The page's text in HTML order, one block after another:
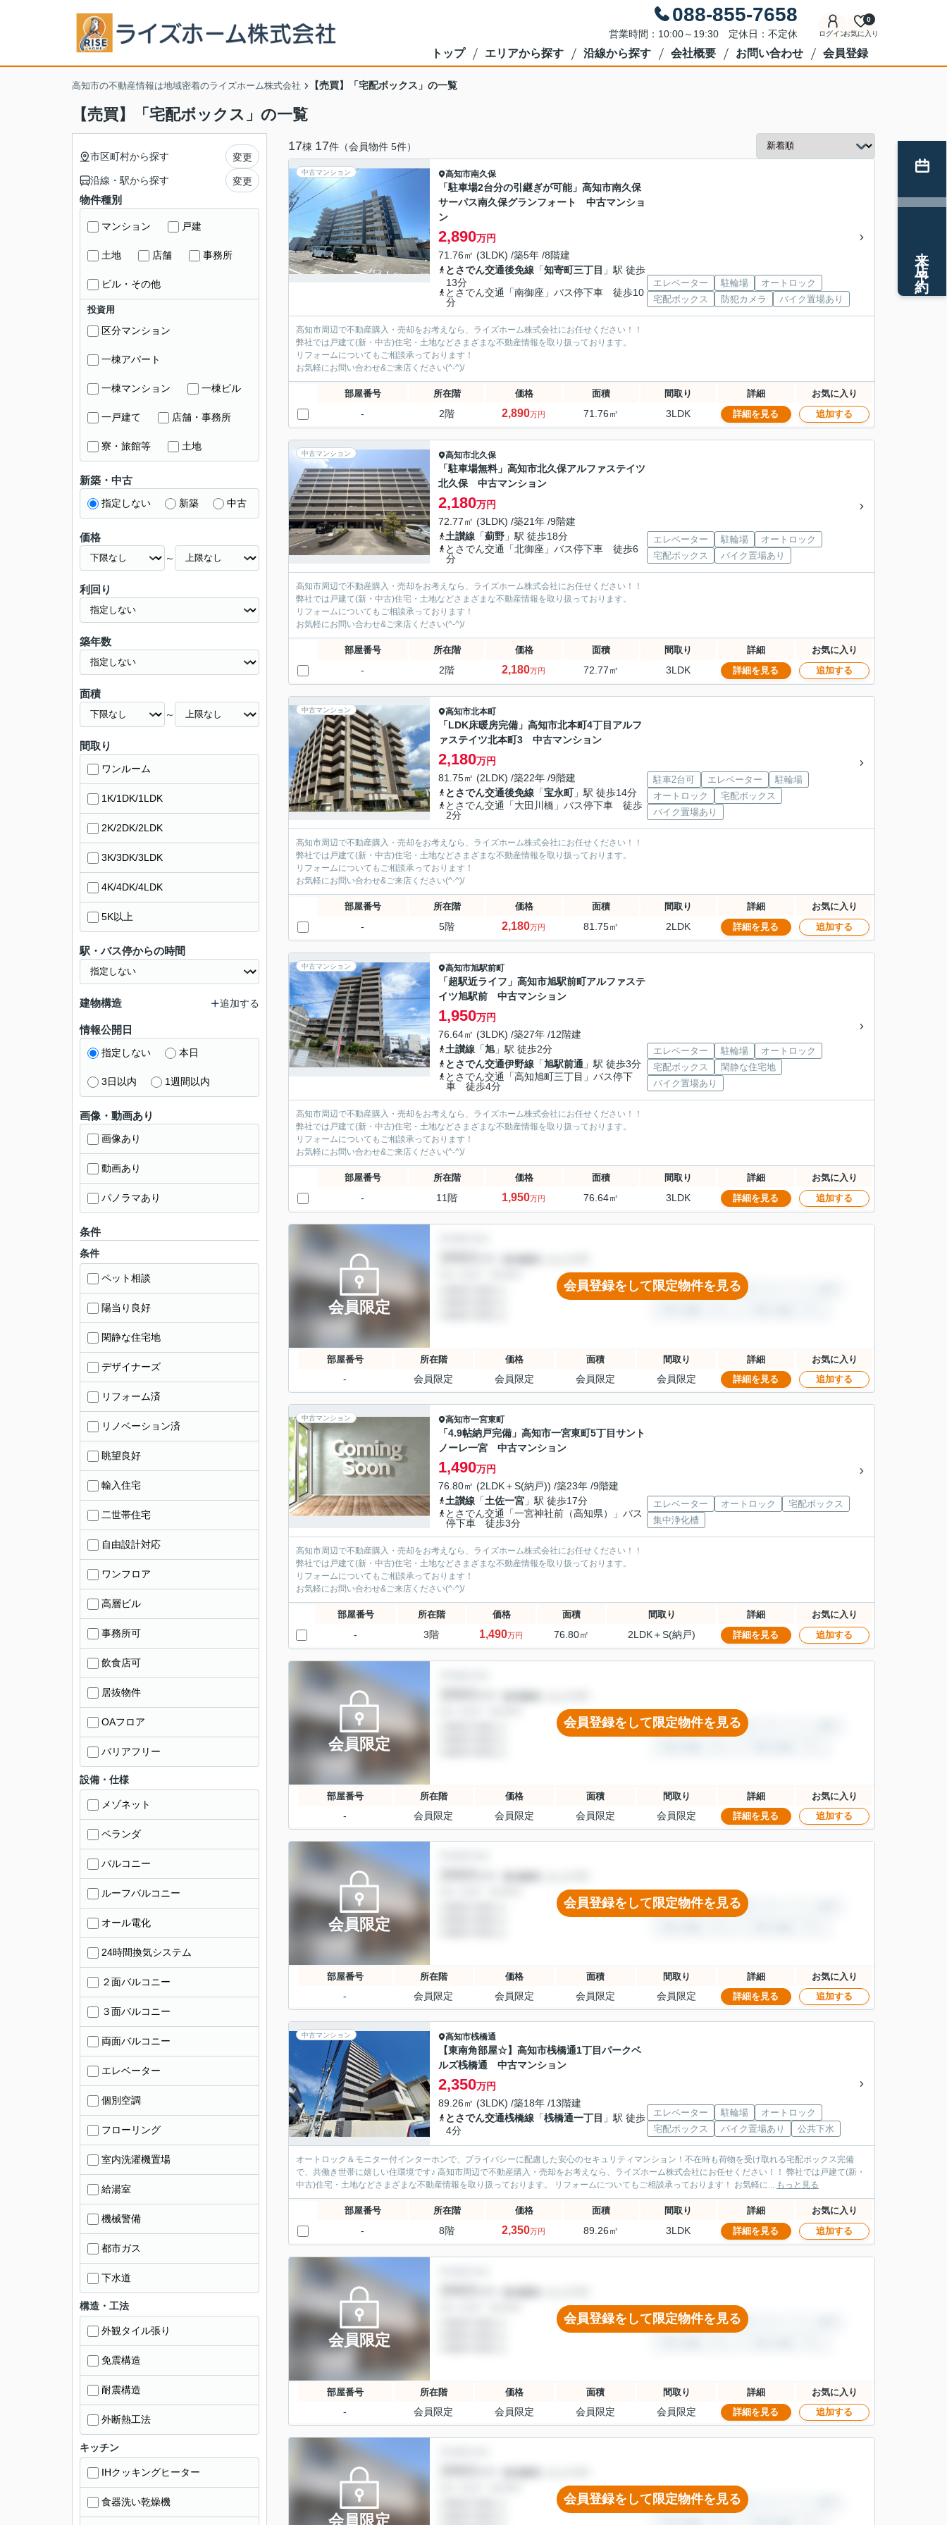
088-855-7658
営業時間：10:00～19:30 定休日：不定休 ログインお気に入り
0
トップ エリアから探す 沿線から探す 会社概要 お問い合わせ 会員登録
高知市の不動産情報は地域密着のライズホーム株式会社 【売買】「宅配ボックス」の一覧
【売買】「宅配ボックス」の一覧
17棟 17件（会員物件 5件）
中古マンション 高知市南久保
「駐車場2台分の引継ぎが可能」高知市南久保
サーパス南久保グランフォート 中古マンショ
ン
2,890万円
71.76㎡ (3LDK) /築5年 /8階建
とさでん交通後免線 「知寄町三丁目 」駅 徒歩
13分
とさでん交通「南御座」バス停下車 徒歩10
分
エレベーター 駐輪場
オートロック
宅配ボックス
防犯カメラ バイク置場あり
高知市周辺で不動産購入・売却をお考えなら、ライズホーム株式会社にお任せください！！
弊社では戸建て(新・中古)住宅・土地などさまざまな不動産情報を取り扱っております。
リフォームについてもご相談承っております！
お気軽にお問い合わせ&ご来店ください‍(^-^)/
部屋番号 所在階 価格 面積 間取り 詳細 お気に入り
- 2階 2,890万円 71.76㎡ 3LDK 詳細を見る 追加する
中古マンション 高知市北久保
「駐車場無料」高知市北久保アルファステイツ
北久保 中古マンション
2,180万円
72.77㎡ (3LDK) /築21年 /9階建
土讃線 「薊野 」駅 徒歩18分
とさでん交通「北御座」バス停下車 徒歩6
分
エレベーター 駐輪場
オートロック
宅配ボックス
バイク置場あり
高知市周辺で不動産購入・売却をお考えなら、ライズホーム株式会社にお任せください！！
弊社では戸建て(新・中古)住宅・土地などさまざまな不動産情報を取り扱っております。
リフォームについてもご相談承っております！
お気軽にお問い合わせ&ご来店ください‍(^-^)/
部屋番号 所在階 価格 面積 間取り 詳細 お気に入り
- 2階 2,180万円 72.77㎡ 3LDK 詳細を見る 追加する
中古マンション 高知市北本町
「LDK床暖房完備」高知市北本町4丁目アルフ
ァステイツ北本町3 中古マンション
2,180万円
81.75㎡ (2LDK) /築22年 /9階建
とさでん交通後免線 「宝永町」駅 徒歩14分
とさでん交通「大田川橋」バス停下車 徒歩
2分
駐車2台可 エレベーター
駐輪場
オートロック
宅配ボックス
バイク置場あり
高知市周辺で不動産購入・売却をお考えなら、ライズホーム株式会社にお任せください！！
弊社では戸建て(新・中古)住宅・土地などさまざまな不動産情報を取り扱っております。
リフォームについてもご相談承っております！
お気軽にお問い合わせ&ご来店ください‍(^-^)/
部屋番号 所在階 価格 面積 間取り 詳細 お気に入り
- 5階 2,180万円 81.75㎡ 2LDK 詳細を見る 追加する
中古マンション 高知市旭駅前町
「超駅近ライフ」高知市旭駅前町アルファステ
イツ旭駅前 中古マンション
1,950万円
76.64㎡ (3LDK) /築27年 /12階建
土讃線 「旭 」駅 徒歩2分
とさでん交通伊野線 「旭駅前通 」駅 徒歩3分
とさでん交通「高知旭町三丁目」バス停下
車 徒歩4分
エレベーター 駐輪場
オートロック
宅配ボックス
閑静な住宅地
バイク置場あり
高知市周辺で不動産購入・売却をお考えなら、ライズホーム株式会社にお任せください！！
弊社では戸建て(新・中古)住宅・土地などさまざまな不動産情報を取り扱っております。
リフォームについてもご相談承っております！
お気軽にお問い合わせ&ご来店ください‍(^-^)/
部屋番号 所在階 価格 面積 間取り 詳細 お気に入り
- 11階 1,950万円 76.64㎡ 3LDK 詳細を見る 追加する
会員限定
会員登録をして限定物件を見る
部屋番号 所在階 価格 面積 間取り 詳細 お気に入り
- 会員限定 会員限定 会員限定 会員限定 詳細を見る 追加する
中古マンション 高知市一宮東町
「4.9帖納戸完備」高知市一宮東町5丁目サント
ノーレ一宮 中古マンション
1,490万円
76.80㎡ (2LDK＋S(納戸)) /築23年 /9階建
土讃線 「土佐一宮 」駅 徒歩17分
とさでん交通「一宮神社前（高知県）」バス
停下車 徒歩3分
エレベーター オートロック
宅配ボックス
集中浄化槽
高知市周辺で不動産購入・売却をお考えなら、ライズホーム株式会社にお任せください！！
弊社では戸建て(新・中古)住宅・土地などさまざまな不動産情報を取り扱っております。
リフォームについてもご相談承っております！
お気軽にお問い合わせ&ご来店ください‍(^-^)/
部屋番号 所在階 価格 面積 間取り 詳細 お気に入り
- 3階 1,490万円 76.80㎡ 2LDK＋S(納戸) 詳細を見る 追加する
会員限定
会員登録をして限定物件を見る
部屋番号 所在階 価格 面積 間取り 詳細 お気に入り
- 会員限定 会員限定 会員限定 会員限定 詳細を見る 追加する
会員限定
会員登録をして限定物件を見る
部屋番号 所在階 価格 面積 間取り 詳細 お気に入り
- 会員限定 会員限定 会員限定 会員限定 詳細を見る 追加する
中古マンション 高知市桟橋通
【東南角部屋☆】高知市桟橋通1丁目パークベ
ルズ桟橋通 中古マンション
2,350万円
89.26㎡ (3LDK) /築18年 /13階建
とさでん交通桟橋線 「桟橋通一丁目 」駅 徒歩
4分
エレベーター 駐輪場
オートロック
宅配ボックス
バイク置場あり 公共下水
オートロック＆モニター付インターホンで、プライバシーに配慮した安心のセキュリティマンション！不在時も荷物を受け取れる宅配ボックス完備
で、共働き世帯に嬉しい住環境です♪ 高知市周辺で不動産購入・売却をお考えなら、ライズホーム株式会社にお任せください！！ 弊社では戸建て(新・
中古)住宅・土地などさまざまな不動産情報を取り扱っております。 リフォームについてもご相談承っております！ お気軽に... もっと見る
部屋番号 所在階 価格 面積 間取り 詳細 お気に入り
- 8階 2,350万円 89.26㎡ 3LDK 詳細を見る 追加する
会員限定
会員登録をして限定物件を見る
部屋番号 所在階 価格 面積 間取り 詳細 お気に入り
- 会員限定 会員限定 会員限定 会員限定 詳細を見る 追加する
会員限定
会員登録をして限定物件を見る
市区町村から探す 変更
沿線・駅から探す 変更
物件種別
マンション 戸建
土地 店舗 事務所
ビル・その他
投資用
区分マンション
一棟アパート
一棟マンション 一棟ビル
一戸建て 店舗・事務所
寮・旅館等 土地
新築・中古
指定しない 新築 中古
価格
～
利回り
築年数
面積
～
間取り
ワンルーム
1K/1DK/1LDK
2K/2DK/2LDK
3K/3DK/3LDK
4K/4DK/4LDK
5K以上
駅・バス停からの時間
建物構造 追加する
情報公開日
指定しない 本日
3日以内 1週間以内
画像・動画あり
画像あり
動画あり
パノラマあり
条件
条件
ペット相談
陽当り良好
閑静な住宅地
デザイナーズ
リフォーム済
リノベーション済
眺望良好
輸入住宅
二世帯住宅
自由設計対応
ワンフロア
高層ビル
事務所可
飲食店可
居抜物件
OAフロア
バリアフリー
設備・仕様
メゾネット
ベランダ
バルコニー
ルーフバルコニー
オール電化
24時間換気システム
２面バルコニー
３面バルコニー
両面バルコニー
エレベーター
個別空調
フローリング
室内洗濯機置場
給湯室
機械警備
都市ガス
下水道
構造・工法
外観タイル張り
免震構造
耐震構造
外断熱工法
キッチン
IHクッキングヒーター
食器洗い乾燥機
来店予約